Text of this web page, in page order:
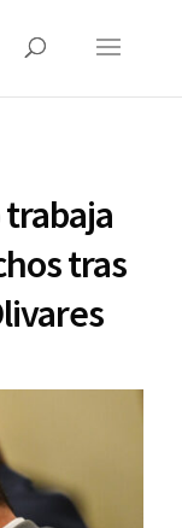
trabaja
tras